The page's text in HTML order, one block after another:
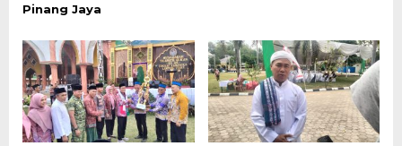
Pinang Jaya